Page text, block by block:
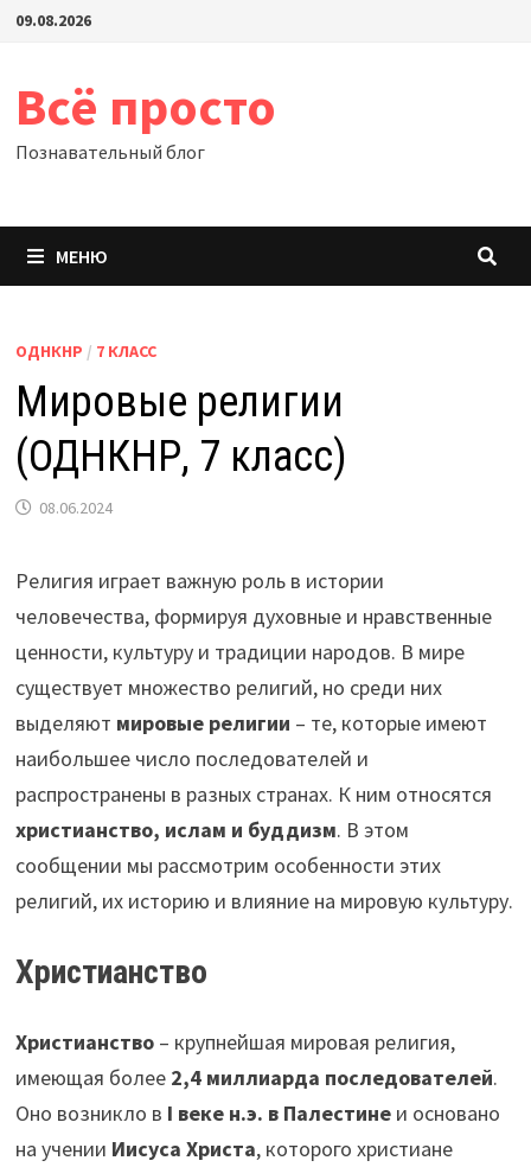
Перейти
09.08.2026
Всё просто
Познавательный блог
МЕНЮ
ОДНКНР / 7 КЛАСС
Мировые религии
(ОДНКНР, 7 класс)
08.06.2024
Религия играет важную роль в истории
человечества, формируя духовные и нравственные
ценности, культуру и традиции народов. В мире
существует множество религий, но среди них
выделяют мировые религии – те, которые имеют
наибольшее число последователей и
распространены в разных странах. К ним относятся
христианство, ислам и буддизм. В этом
сообщении мы рассмотрим особенности этих
религий, их историю и влияние на мировую культуру.
Христианство
Христианство– крупнейшая мировая религия,
имеющая более 2,4 миллиарда последователей.
Оно возникло в I веке н.э. в Палестинеи основано
на учении Иисуса Христа, которого христиане